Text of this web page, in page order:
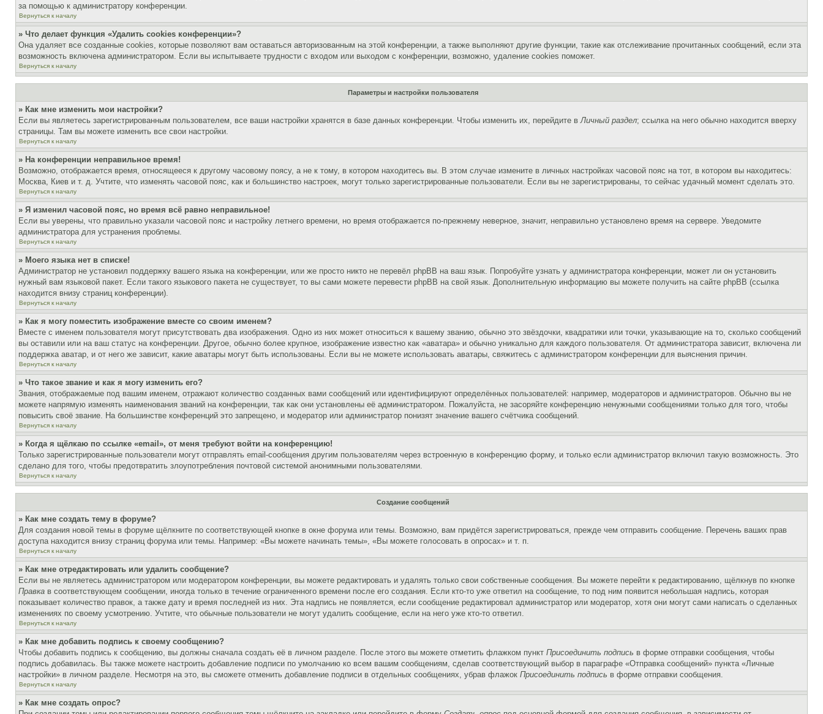
за помощью к администратору конференции.
Вернуться к началу
» Что делает функция «Удалить cookies конференции»?
Она удаляет все созданные cookies, которые позволяют вам оставаться авторизованным на этой конференции, а также выполняют другие функции, такие как отслеживание прочитанных сообщений, если эта
возможность включена администратором. Если вы испытываете трудности с входом или выходом с конференции, возможно, удаление cookies поможет.
Вернуться к началу
Параметры и настройки пользователя
» Как мне изменить мои настройки?
Если вы являетесь зарегистрированным пользователем, все ваши настройки хранятся в базе данных конференции. Чтобы изменить их, перейдите вЛичный раздел; ссылка на него обычно находится вверху
страницы. Там вы можете изменить все свои настройки.
Вернуться к началу
» На конференции неправильное время!
Возможно, отображается время, относящееся к другому часовому поясу, а не к тому, в котором находитесь вы. В этом случае измените в личных настройках часовой пояс на тот, в котором вы находитесь:
Москва, Киев и т. д. Учтите, что изменять часовой пояс, как и большинство настроек, могут только зарегистрированные пользователи. Если вы не зарегистрированы, то сейчас удачный момент сделать это.
Вернуться к началу
» Я изменил часовой пояс, но время всё равно неправильное!
Если вы уверены, что правильно указали часовой пояс и настройку летнего времени, но время отображается по-прежнему неверное, значит, неправильно установлено время на сервере. Уведомите
администратора для устранения проблемы.
Вернуться к началу
» Моего языка нет в списке!
Администратор не установил поддержку вашего языка на конференции, или же просто никто не перевёл phpBB на ваш язык. Попробуйте узнать у администратора конференции, может ли он установить
нужный вам языковой пакет. Если такого языкового пакета не существует, то вы сами можете перевести phpBB на свой язык. Дополнительную информацию вы можете получить на сайте phpBB (ссылка
находится внизу страниц конференции).
Вернуться к началу
» Как я могу поместить изображение вместе со своим именем?
Вместе с именем пользователя могут присутствовать два изображения. Одно из них может относиться к вашему званию, обычно это звёздочки, квадратики или точки, указывающие на то, сколько сообщений
вы оставили или на ваш статус на конференции. Другое, обычно более крупное, изображение известно как «аватара» и обычно уникально для каждого пользователя. От администратора зависит, включена ли
поддержка аватар, и от него же зависит, какие аватары могут быть использованы. Если вы не можете использовать аватары, свяжитесь с администратором конференции для выяснения причин.
Вернуться к началу
» Что такое звание и как я могу изменить его?
Звания, отображаемые под вашим именем, отражают количество созданных вами сообщений или идентифицируют определённых пользователей: например, модераторов и администраторов. Обычно вы не
можете напрямую изменять наименования званий на конференции, так как они установлены её администратором. Пожалуйста, не засоряйте конференцию ненужными сообщениями только для того, чтобы
повысить своё звание. На большинстве конференций это запрещено, и модератор или администратор понизят значение вашего счётчика сообщений.
Вернуться к началу
» Когда я щёлкаю по ссылке «email», от меня требуют войти на конференцию!
Только зарегистрированные пользователи могут отправлять email-сообщения другим пользователям через встроенную в конференцию форму, и только если администратор включил такую возможность. Это
сделано для того, чтобы предотвратить злоупотребления почтовой системой анонимными пользователями.
Вернуться к началу
Создание сообщений
» Как мне создать тему в форуме?
Для создания новой темы в форуме щёлкните по соответствующей кнопке в окне форума или темы. Возможно, вам придётся зарегистрироваться, прежде чем отправить сообщение. Перечень ваших прав
доступа находится внизу страниц форума или темы. Например: «Вы можете начинать темы», «Вы можете голосовать в опросах» и т. п.
Вернуться к началу
» Как мне отредактировать или удалить сообщение?
Если вы не являетесь администратором или модератором конференции, вы можете редактировать и удалять только свои собственные сообщения. Вы можете перейти к редактированию, щёлкнув по кнопке
Правка в соответствующем сообщении, иногда только в течение ограниченного времени после его создания. Если кто-то уже ответил на сообщение, то под ним появится небольшая надпись, которая
показывает количество правок, а также дату и время последней из них. Эта надпись не появляется, если сообщение редактировал администратор или модератор, хотя они могут сами написать о сделанных
изменениях по своему усмотрению. Учтите, что обычные пользователи не могут удалить сообщение, если на него уже кто-то ответил.
Вернуться к началу
» Как мне добавить подпись к своему сообщению?
Чтобы добавить подпись к сообщению, вы должны сначала создать её в личном разделе. После этого вы можете отметить флажком пункт Присоединить подпись в форме отправки сообщения, чтобы
подпись добавилась. Вы также можете настроить добавление подписи по умолчанию ко всем вашим сообщениям, сделав соответствующий выбор в параграфе «Отправка сообщений» пункта «Личные
настройки» в личном разделе. Несмотря на это, вы сможете отменить добавление подписи в отдельных сообщениях, убрав флажок Присоединить подпись в форме отправки сообщения.
Вернуться к началу
» Как мне создать опрос?